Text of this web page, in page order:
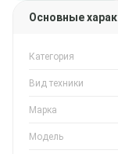
Основные
Категория
Вид техники
Марка
Модель